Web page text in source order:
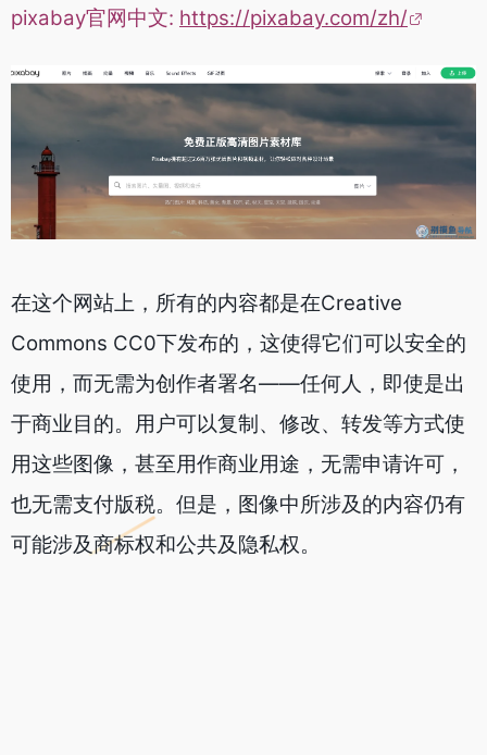
pixabay官网中文: https://pixabay.com/zh/
在这个网站上，所有的内容都是在Creative
Commons CC0下发布的，这使得它们可以安全的
使用，而无需为创作者署名——任何人，即使是出
于商业目的。用户可以复制、修改、转发等方式使
用这些图像，甚至用作商业用途，无需申请许可，
也无需支付版税。但是，图像中所涉及的内容仍有
可能涉及商标权和公共及隐私权。